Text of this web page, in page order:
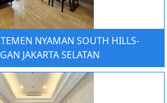
NYAMAN SOUTH HILLS-
JAKARTA SELATAN